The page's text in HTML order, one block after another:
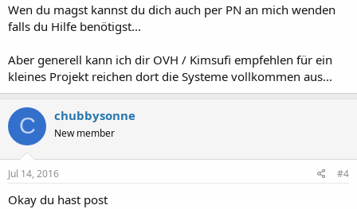
Wen du magst kannst du dich auch per PN an mich wenden
falls du Hilfe benötigst...
Aber generell kann ich dir OVH / Kimsufi empfehlen für ein
kleines Projekt reichen dort die Systeme vollkommen aus...
C chubbysonne
New member
Jul 14, 2016 #4
Okay du hast post